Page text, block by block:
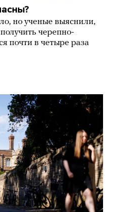
но ученые выяснили,
черепно-
почти в четыре раза